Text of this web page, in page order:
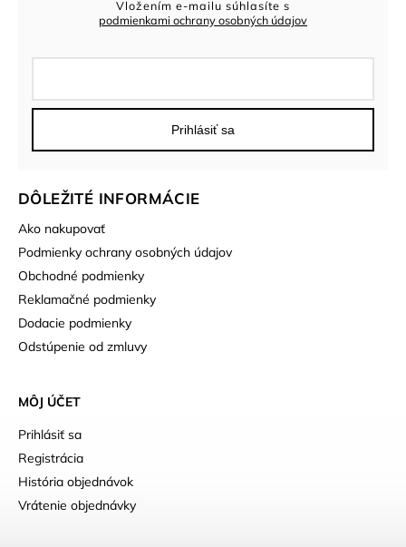
DÔLEŽITÉ INFORMÁCIE
Ako nakupovať
Podmienky ochrany osobných údajov
Obchodné podmienky
Reklamačné podmienky
Dodacie podmienky
Odstúpenie od zmluvy
MÔJ ÚČET
Prihlásiť sa
Registrácia
História objednávok
Vrátenie objednávky
Vložením e-mailu súhlasíte s
podmienkami ochrany osobných údajov
Prihlásiť sa